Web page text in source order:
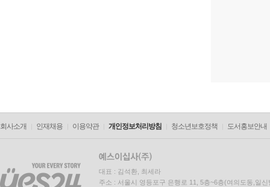
회사소개 인재채용 이용약관 개인정보처리방침 청소년보호정책 도서홍보안내
대표 : 김석환, 최세라
주소 : 서울시 영등포구 은행로 11, 5층~6층(여의도동,일신